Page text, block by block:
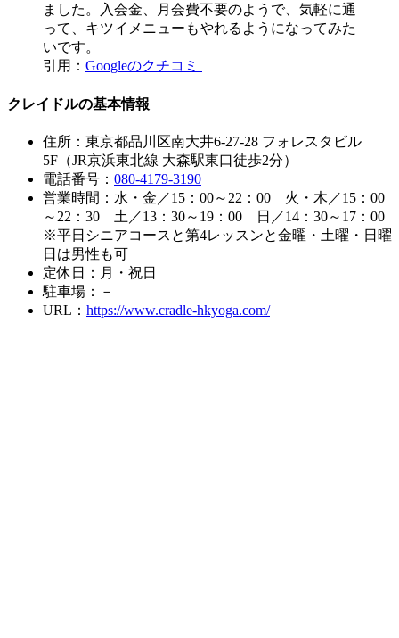
ました。入会金、月会費不要のようで、気軽に通
って、キツイメニューもやれるようになってみた
いです。
引用： Googleのクチコミ
クレイドルの基本情報
住所：東京都品川区南大井6-27-28 フォレスタビル
5F（JR京浜東北線 大森駅東口徒歩2分）
電話番号： 080-4179-3190
営業時間：水・金／15：00～22：00 火・木／15：00
～22：30 土／13：30～19：00 日／14：30～17：00
※平日シニアコースと第4レッスンと金曜・土曜・日曜
日は男性も可
定休日：月・祝日
駐車場：－
URL： https://www.cradle-hkyoga.com/